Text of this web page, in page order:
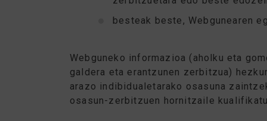
besteak beste, Webgunearen
Webguneko informazioa (aholku eta
galdera eta erantzunen zerbitzua)
arazo indibidualetarako osasuna
osasun-zerbitzuen hornitzaile